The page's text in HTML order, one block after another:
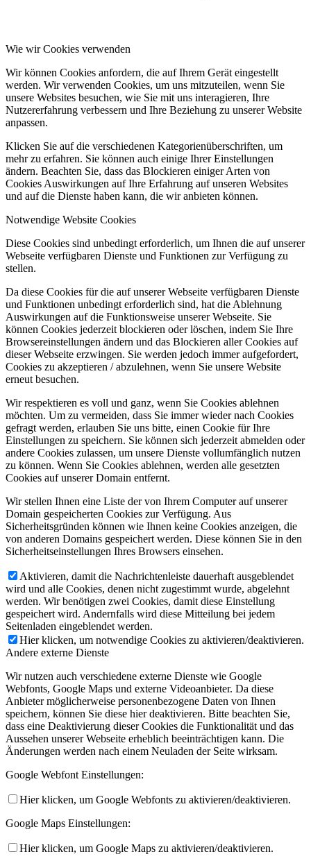
Wie wir Cookies verwenden
Wir können Cookies anfordern, die auf Ihrem Gerät eingestellt
werden. Wir verwenden Cookies, um uns mitzuteilen, wenn Sie
unsere Websites besuchen, wie Sie mit uns interagieren, Ihre
Nutzererfahrung verbessern und Ihre Beziehung zu unserer Website
anpassen.
Klicken Sie auf die verschiedenen Kategorienüberschriften, um
mehr zu erfahren. Sie können auch einige Ihrer Einstellungen
ändern. Beachten Sie, dass das Blockieren einiger Arten von
Cookies Auswirkungen auf Ihre Erfahrung auf unseren Websites
und auf die Dienste haben kann, die wir anbieten können.
Notwendige Website Cookies
Diese Cookies sind unbedingt erforderlich, um Ihnen die auf unserer
Webseite verfügbaren Dienste und Funktionen zur Verfügung zu
stellen.
Da diese Cookies für die auf unserer Webseite verfügbaren Dienste
und Funktionen unbedingt erforderlich sind, hat die Ablehnung
Auswirkungen auf die Funktionsweise unserer Webseite. Sie
können Cookies jederzeit blockieren oder löschen, indem Sie Ihre
Browsereinstellungen ändern und das Blockieren aller Cookies auf
dieser Webseite erzwingen. Sie werden jedoch immer aufgefordert,
Cookies zu akzeptieren / abzulehnen, wenn Sie unsere Website
erneut besuchen.
Wir respektieren es voll und ganz, wenn Sie Cookies ablehnen
möchten. Um zu vermeiden, dass Sie immer wieder nach Cookies
gefragt werden, erlauben Sie uns bitte, einen Cookie für Ihre
Einstellungen zu speichern. Sie können sich jederzeit abmelden oder
andere Cookies zulassen, um unsere Dienste vollumfänglich nutzen
zu können. Wenn Sie Cookies ablehnen, werden alle gesetzten
Cookies auf unserer Domain entfernt.
Wir stellen Ihnen eine Liste der von Ihrem Computer auf unserer
Domain gespeicherten Cookies zur Verfügung. Aus
Sicherheitsgründen können wie Ihnen keine Cookies anzeigen, die
von anderen Domains gespeichert werden. Diese können Sie in den
Sicherheitseinstellungen Ihres Browsers einsehen.
Aktivieren, damit die Nachrichtenleiste dauerhaft ausgeblendet
wird und alle Cookies, denen nicht zugestimmt wurde, abgelehnt
werden. Wir benötigen zwei Cookies, damit diese Einstellung
gespeichert wird. Andernfalls wird diese Mitteilung bei jedem
Seitenladen eingeblendet werden.
Hier klicken, um notwendige Cookies zu aktivieren/deaktivieren.
Andere externe Dienste
Wir nutzen auch verschiedene externe Dienste wie Google
Webfonts, Google Maps und externe Videoanbieter. Da diese
Anbieter möglicherweise personenbezogene Daten von Ihnen
speichern, können Sie diese hier deaktivieren. Bitte beachten Sie,
dass eine Deaktivierung dieser Cookies die Funktionalität und das
Aussehen unserer Webseite erheblich beeinträchtigen kann. Die
Änderungen werden nach einem Neuladen der Seite wirksam.
Google Webfont Einstellungen:
Hier klicken, um Google Webfonts zu aktivieren/deaktivieren.
Google Maps Einstellungen:
Hier klicken, um Google Maps zu aktivieren/deaktivieren.